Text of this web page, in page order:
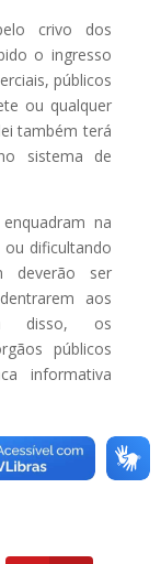
crivo dos
o ingresso
públicos
ou qualquer
também terá
sistema de
na
dificultando
deverão ser
aos
disso, os
públicos
informativa